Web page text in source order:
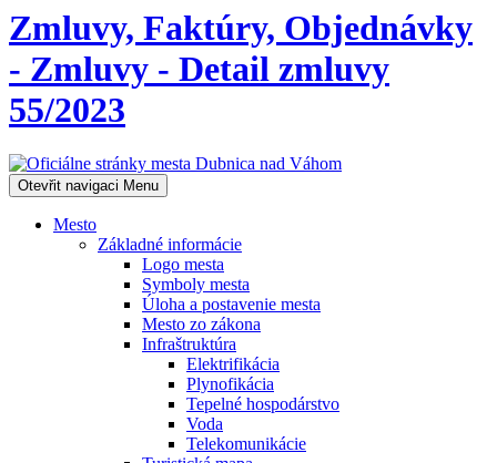
Zmluvy, Faktúry, Objednávky
- Zmluvy - Detail zmluvy
55/2023
Otevřit navigaci Menu
Mesto
Základné informácie
Logo mesta
Symboly mesta
Úloha a postavenie mesta
Mesto zo zákona
Infraštruktúra
Elektrifikácia
Plynofikácia
Tepelné hospodárstvo
Voda
Telekomunikácie